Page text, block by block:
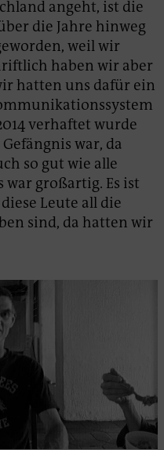
angeht, ist die
die Jahre hinweg
weil wir
haben wir aber
hatten uns dafür ein
verhaftet wurde
war, da
so gut wie alle
war großartig. Es ist
Leute all die
sind, da hatten wir